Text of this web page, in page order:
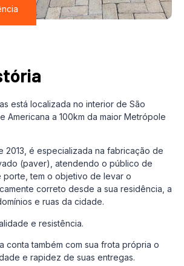
está localizada no interior de São
Americana a 100km da maior Metrópole
2013, é especializada na fabricação de
(paver), atendendo o público de
tem o objetivo de levar o
correto desde a sua residência, a
e ruas da cidade.
e resistência.
conta também com sua frota própria o
e rapidez de suas entregas.